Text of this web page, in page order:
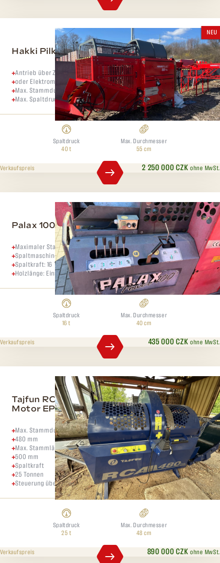
NEU
Hakki Pilke 55 PRO Combi
Antrieb über Zapfwelle
oder Elektromotor 21,3 kW
Max. Stammdurchmesser 55 cm
Max. Spaltdruck 40 Tonnen
Spaltdruck
40 t
Max. Durchmesser
55 cm
2 250 000 CZK ohne MwSt.
Verkaufspreis
Palax 100
Maximaler Stammdurchmesser: 40 cm
Spaltmaschine mit einer Sägeblattdurchmesser von 100 cm
Spaltkraft: 16 Tonnen
Holzlänge: Einstellbar im Bereich von 25 bis 55 cm
Spaltdruck
16 t
Max. Durchmesser
40 cm
435 000 CZK ohne MwSt.
Verkaufspreis
Tajfun RCA 480 joy+ Tajfun RN5000S+
Motor EP12+ Absaugung XE11
Max. Stammdurchmesser
480 mm
Max. Stammlänge
500 mm
Spaltkraft
25 Tonnen
Steuerung über elektrischen Joystick
Spaltdruck
25 t
Max. Durchmesser
48 cm
890 000 CZK ohne MwSt.
Verkaufspreis